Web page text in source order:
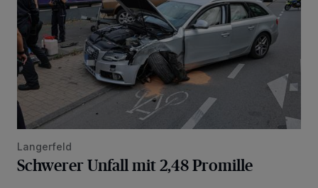
Langerfeld
Schwerer Unfall mit 2,48 Promille